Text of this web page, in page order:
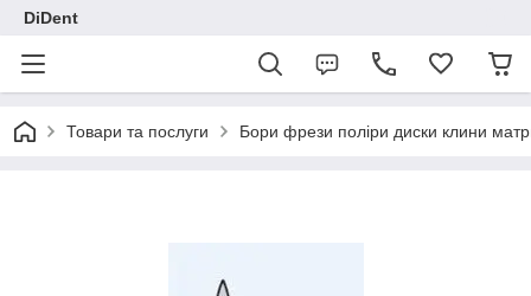
DiDent
Товари та послуги Бори фрези поліри диски клини